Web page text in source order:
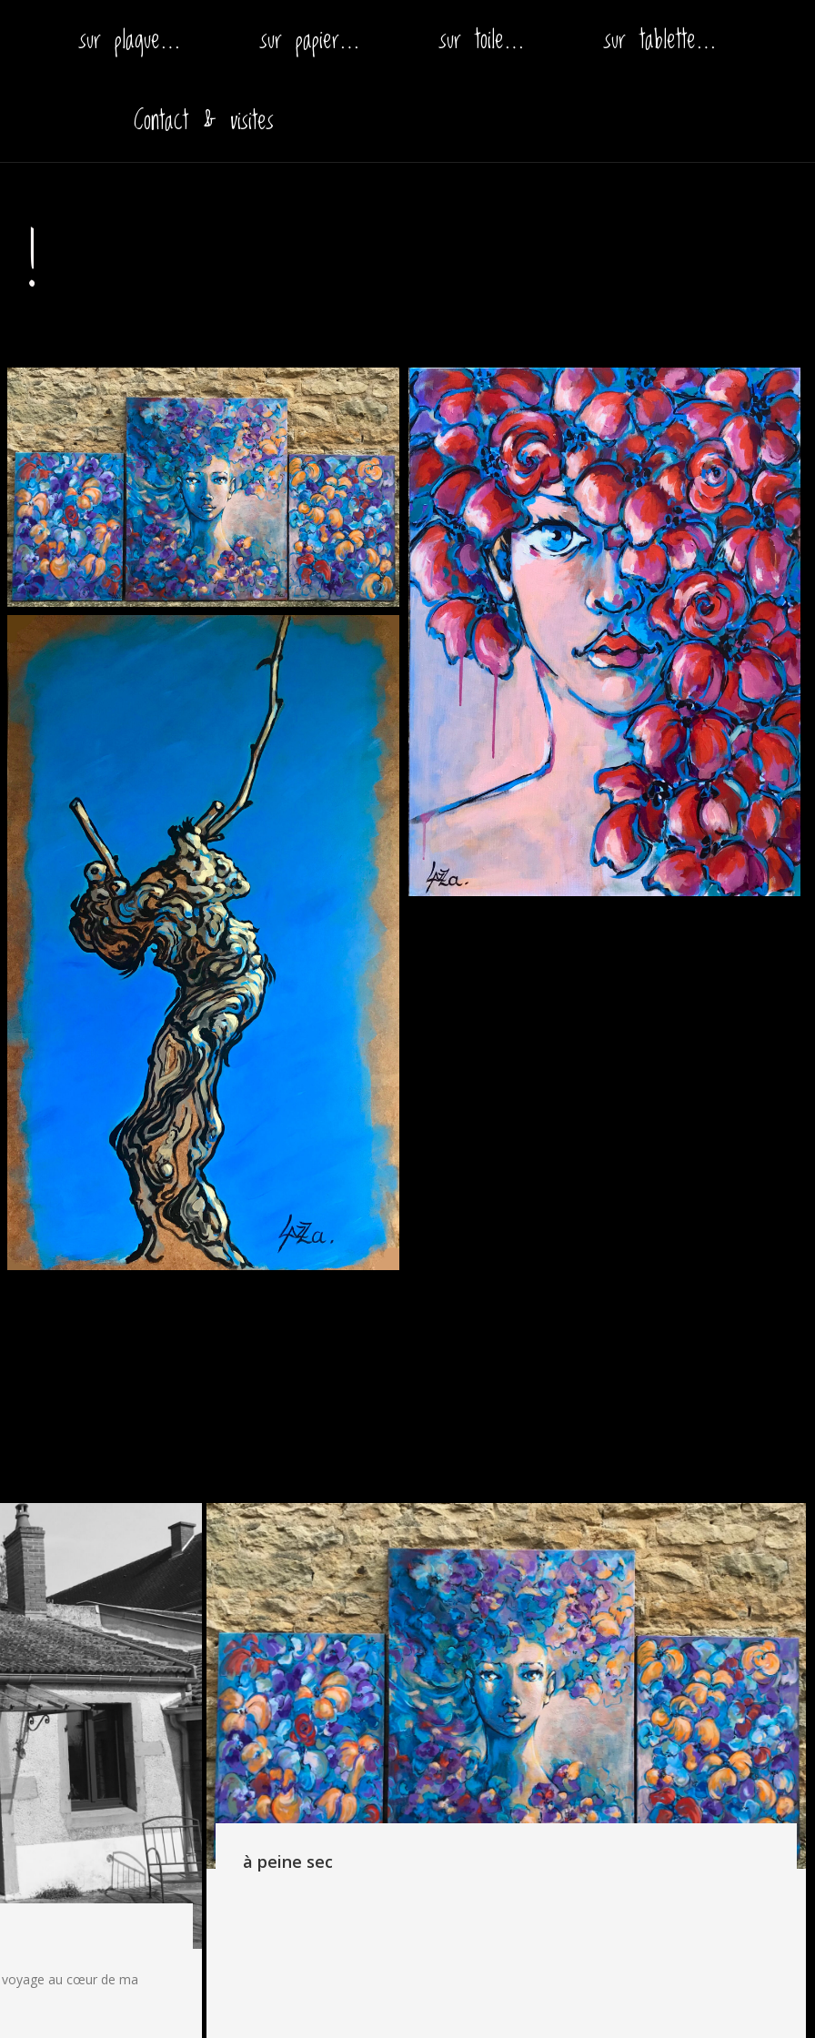
sur plaque… sur papier… sur toile…
sur tablette…
Contact & visites
!
au cœur de ma
à peine sec